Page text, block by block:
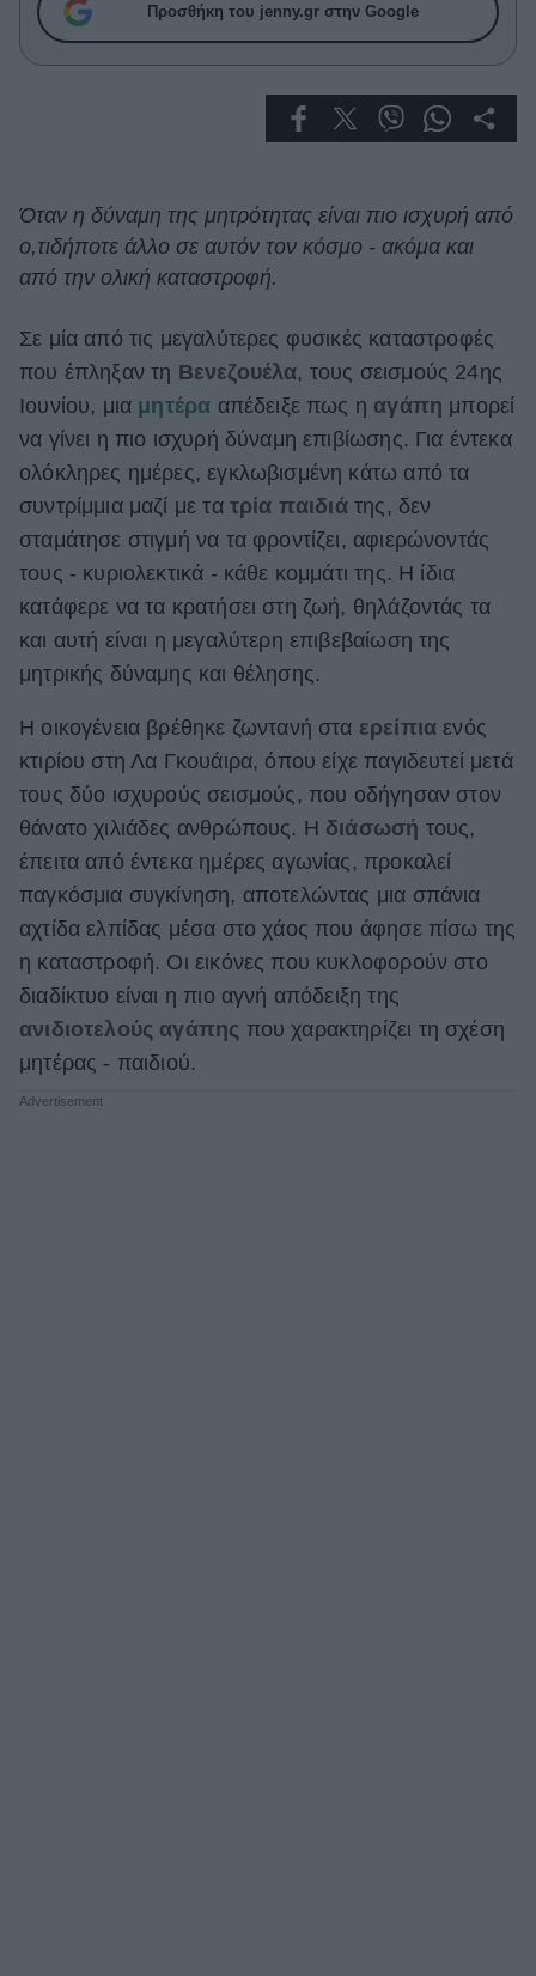
Ζώδια
Cooking
Green
ΒΟΞ
Χωρίς Ταμπέλες
Women's Forum
Hautes Grecians
Γάμος
Market News
Προσθήκη του jenny.gr στην Google
Όταν η δύναμη της μητρότητας είναι πιο ισχυρή από
ο,τιδήποτε άλλο σε αυτόν τον κόσμο - ακόμα και
από την ολική καταστροφή.
Σε μία από τις μεγαλύτερες φυσικές καταστροφές
που έπληξαν τη Βενεζουέλα, τους σεισμούς 24ης
Ιουνίου, μια μητέρα απέδειξε πως η αγάπη μπορεί
να γίνει η πιο ισχυρή δύναμη επιβίωσης. Για έντεκα
ολόκληρες ημέρες, εγκλωβισμένη κάτω από τα
συντρίμμια μαζί με τατρία παιδιά της, δεν
σταμάτησε στιγμή να τα φροντίζει, αφιερώνοντάς
τους - κυριολεκτικά - κάθε κομμάτι της. Η ίδια
κατάφερε να τα κρατήσει στη ζωή, θηλάζοντάς τα
και αυτή είναι η μεγαλύτερη επιβεβαίωση της
μητρικής δύναμης και θέλησης.
Η οικογένεια βρέθηκε ζωντανή στα ερείπια ενός
κτιρίου στη Λα Γκουάιρα, όπου είχε παγιδευτεί μετά
τους δύο ισχυρούς σεισμούς, που οδήγησαν στον
θάνατο χιλιάδες ανθρώπους. Η διάσωσή τους,
έπειτα από έντεκα ημέρες αγωνίας, προκαλεί
παγκόσμια συγκίνηση, αποτελώντας μια σπάνια
αχτίδα ελπίδας μέσα στο χάος που άφησε πίσω της
η καταστροφή. Οι εικόνες που κυκλοφορούν στο
διαδίκτυο είναι η πιο αγνή απόδειξη της
ανιδιοτελούς αγάπης που χαρακτηρίζει τη σχέση
μητέρας - παιδιού.